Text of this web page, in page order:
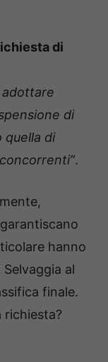
di
adottare
di
quella di
.
hanno
al
finale.
richiesta?